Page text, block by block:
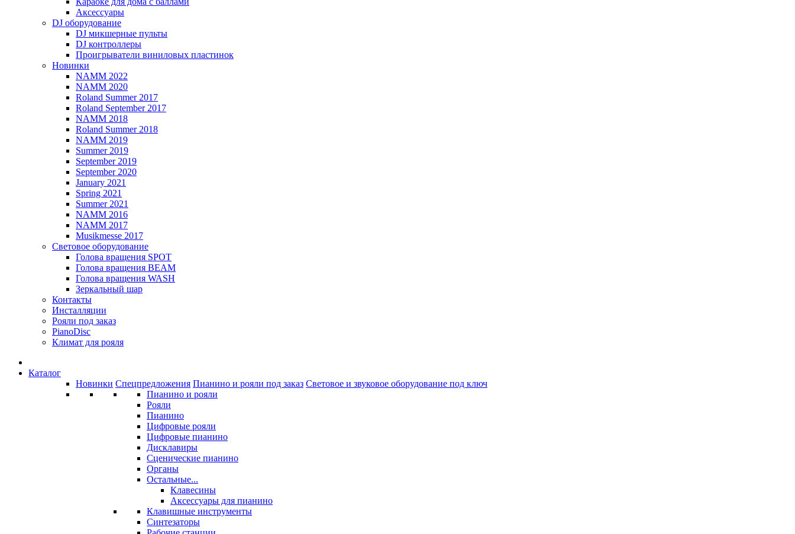
Аксессуары
DJ оборудование
DJ микшерные пульты
DJ контроллеры
Проигрыватели виниловых пластинок
Новинки
NAMM 2022
NAMM 2020
Roland Summer 2017
Roland September 2017
NAMM 2018
Roland Summer 2018
NAMM 2019
Summer 2019
September 2019
September 2020
January 2021
Spring 2021
Summer 2021
NAMM 2016
NAMM 2017
Musikmesse 2017
Световое оборудование
Голова вращения SPOT
Голова вращения BEAM
Голова вращения WASH
Зеркальный шар
Контакты
Инсталляции
Рояли под заказ
PianoDisc
Климат для рояля
Каталог
Новинки Спецпредложения Пианино и рояли под заказ Световое и звуковое оборудование под ключ
Пианино и рояли
Рояли
Пианино
Цифровые рояли
Цифровые пианино
Дисклавиры
Сценические пианино
Органы
Остальные...
Клавесины
Аксессуары для пианино
Клавишные инструменты
Синтезаторы